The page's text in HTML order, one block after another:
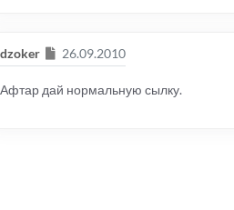
dzoker Сообщение
26.09.2010
Афтар дай нормальную сылку.